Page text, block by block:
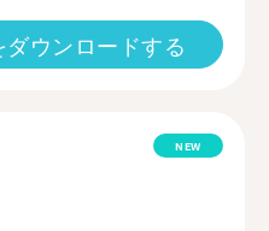
ウンロードする
NEW